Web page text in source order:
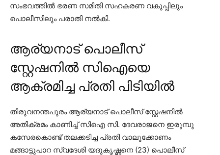
സംഭവത്തില്‍ ഭരണ സമിതി സഹകരണ വകുപ്പിലും
പൊലീസിലും പരാതി നല്‍കി.
ആര്യനാട് പൊലീസ്
സ്റ്റേഷനിൽ സിഐയെ
ആക്രമിച്ച പ്രതി പിടിയിൽ
തിരുവനന്തപുരം ആര്യനാട് പൊലീസ് സ്റ്റേഷനില്‍
അതിക്രമം കാണിച്ച് സിഐ സി. ദേവരാജനെ ഇരുമ്പു
കസേരകൊണ്ട് തലക്കടിച്ച പ്രതി വാലൂക്കോണം
മങ്ങാട്ടുപാറ സ്വദേശി യദുകൃഷ്ണനെ (23) പൊലീസ്